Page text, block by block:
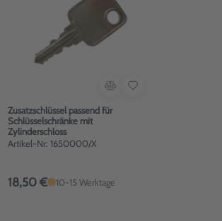
Zusatzschlüssel passend für
Schlüsselschränke mit
Zylinderschloss
Artikel-Nr: 1650000/X
18,50 € 10-15 Werktage